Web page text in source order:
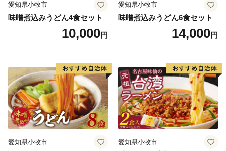
発信し、地域ブランド化を展開しています。
【お申込みとお礼の品のお届けについて】
・お届け日に関しましてはお礼の品により異なりますた
め、各ページの「発送期日」をご確認くださいませ。
愛知県小牧市
味噌煮込みうどん4食セット
10,000円
愛知県小牧市
味噌煮込みうどん6食セット
14,000円
愛知県小牧市 愛知県小牧市